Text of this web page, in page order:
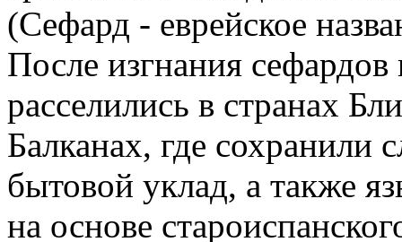
(Сефард - еврейское
После изгнания
расселились в странах
Балканах, где
бытовой уклад, а также
на основе